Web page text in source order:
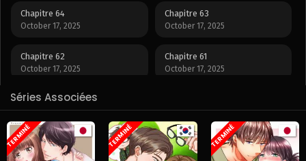
Chapitre 64
October 17, 2025
Chapitre 63
October 17, 2025
Chapitre 62
October 17, 2025
Chapitre 61
October 17, 2025
Chapitre 60
October 17, 2025 October 17, 2025
Chapitre 58
October 17, 2025
Chapitre 57
October 17, 2025
Séries Associées
TERMINÉ TERMINÉ TERMINÉ